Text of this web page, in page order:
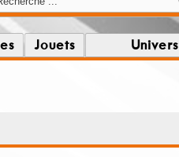
Jouets Univers